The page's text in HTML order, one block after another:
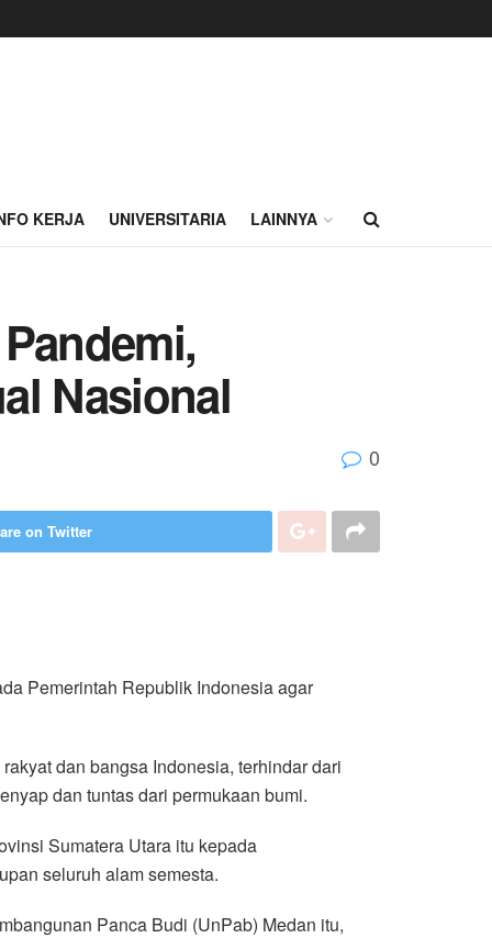
KERJA UNIVERSITARIA LAINNYA
Nasional
0
on Twitter
Pemerintah Republik Indonesia agar
dan bangsa Indonesia, terhindar dari
dan tuntas dari permukaan bumi.
Sumatera Utara itu kepada
seluruh alam semesta.
Panca Budi (UnPab) Medan itu,